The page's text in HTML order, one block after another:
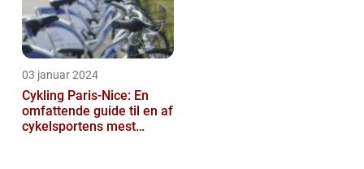
03 januar 2024
Cykling Paris-Nice: En
omfattende guide til en af
cykelsportens mest